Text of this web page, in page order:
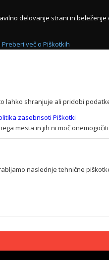
delovanje strani in
Preberi več o Piškotkih
lahko shranjuje ali pridobi
zasebnsoti Piškotki
mesta in jih ni moč onemogočiti.
naslednje tehnične